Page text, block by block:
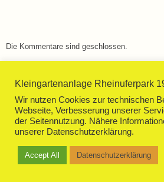
Die Kommentare sind geschlossen.
Impressum
Kleingartenanlage Rheinuferpark
Wir nutzen Cookies zur technischen
Webseite, Verbesserung unserer
der Seitennutzung. Nähere
unserer Datenschutzerklärung.
Accept All Datenschutzerklärung